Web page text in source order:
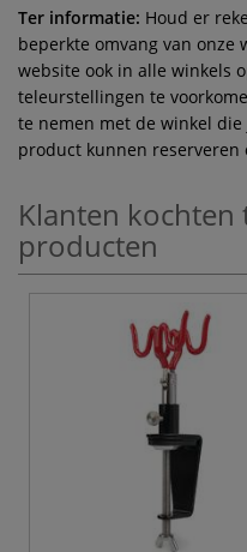
Ter informatie: Houd er
beperkte omvang van onze
website ook in alle winkels
teleurstellingen te
te nemen met de winkel
product kunnen reserveren
Klanten kochten
producten